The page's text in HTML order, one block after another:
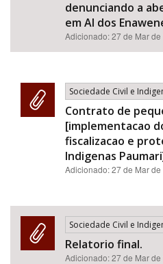
denunciando a
em AI dos
Adicionado:27 de Mar de
Sociedade Civil e
Contrato de
[implementacao
fiscalizacao e
Indigenas
Adicionado:27 de Mar de
Sociedade Civil e
Relatorio final.
Adicionado:27 de Mar de